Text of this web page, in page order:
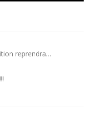
reprendra…